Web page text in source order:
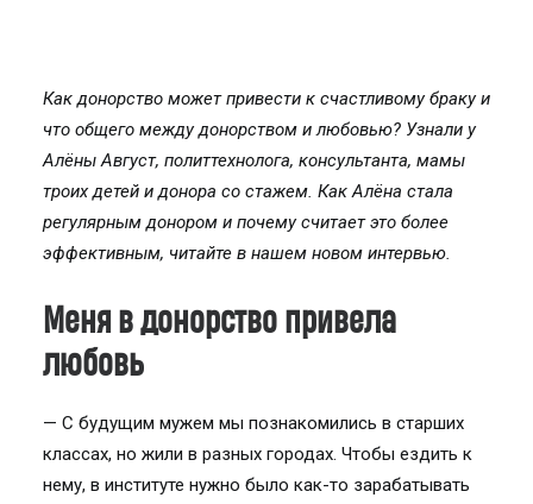
Как донорство может привести к счастливому браку и
что общего между донорством и любовью? Узнали у
Алёны Август, политтехнолога, консультанта, мамы
троих детей и донора со стажем. Как Алёна стала
регулярным донором и почему считает это более
эффективным, читайте в нашем новом интервью.
Меня в донорство привела
любовь
— С будущим мужем мы познакомились в старших
классах, но жили в разных городах. Чтобы ездить к
нему, в институте нужно было как-то зарабатывать